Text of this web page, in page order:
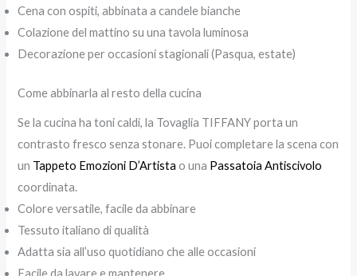
Cena con ospiti, abbinata a candele bianche
Colazione del mattino su una tavola luminosa
Decorazione per occasioni stagionali (Pasqua, estate)
Come abbinarla al resto della cucina
Se la cucina ha toni caldi, la Tovaglia TIFFANY porta un
contrasto fresco senza stonare. Puoi completare la scena con
un Tappeto Emozioni D’Artista o una Passatoia Antiscivolo
coordinata.
Colore versatile, facile da abbinare
Tessuto italiano di qualità
Adatta sia all’uso quotidiano che alle occasioni